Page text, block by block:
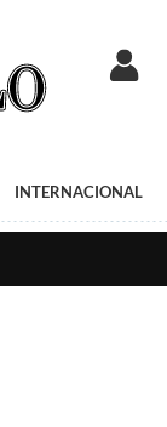
INTERNACIONAL